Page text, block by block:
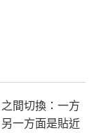
間切換：一方
一方面是貼近